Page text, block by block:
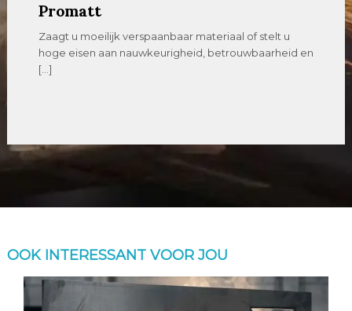
Promatt
Zaagt u moeilijk verspaanbaar materiaal of stelt u
hoge eisen aan nauwkeurigheid, betrouwbaarheid en
[…]
OOK INTERESSANT VOOR JOU